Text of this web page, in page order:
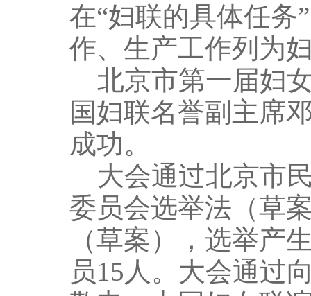
在“妇联的具体任务
作、生产工作列为
北京市第一届妇
国妇联名誉副主席
成功。
大会通过北京市
委员会选举法（草
（草案），选举产
员15人。大会通过